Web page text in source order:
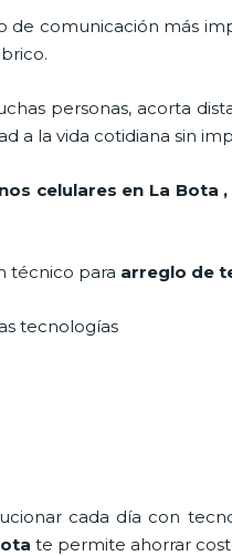
de comunicación más
personas, acorta
a la vida cotidiana sin
celulares en La Bota ,
técnico para arreglo de
tecnologías
cada día con
te permite ahorrar